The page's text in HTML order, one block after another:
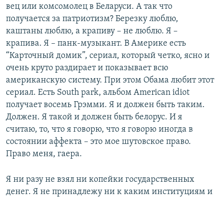
вец или комсомолец в Беларуси. А так что
получается за патриотизм? Березку люблю,
каштаны люблю, а крапиву – не люблю. Я –
крапива. Я – панк-музыкант. В Америке есть
“Карточный домик”, сериал, который четко, ясно и
очень круто раздирает и показывает всю
американскую систему. При этом Обама любит этот
сериал. Есть South park, альбом American idiot
получает восемь Грэмми. Я и должен быть таким.
Должен. Я такой и должен быть белорус. И я
считаю, то, что я говорю, что я говорю иногда в
состоянии аффекта – это мое шутовское право.
Право меня, гаера.
Я ни разу не взял ни копейки государственных
денег. Я не принадлежу ни к каким институциям и